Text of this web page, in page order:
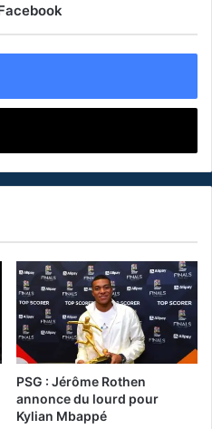
PSG : Jérôme Rothen
annonce du lourd pour
Kylian Mbappé